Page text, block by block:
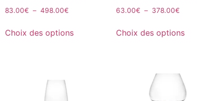
83.00€ – 498.00€
Choix des options
63.00€ – 378.00€
Choix des options